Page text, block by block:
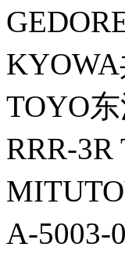
TOYO
RRR-3R
A-5003-